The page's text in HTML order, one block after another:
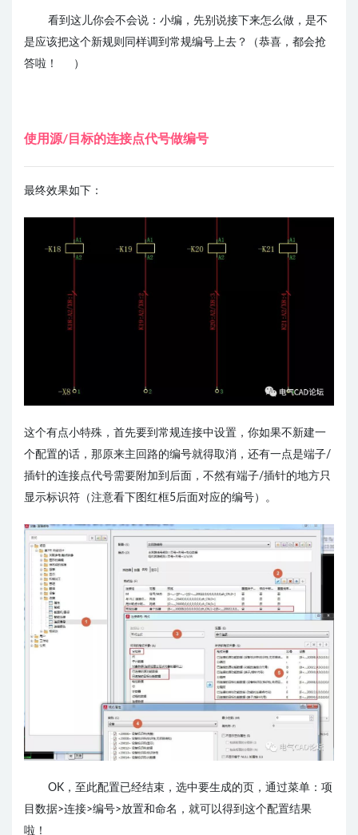
看到这儿你会不会说：小编，先别说接下来怎么做，是不
是应该把这个新规则同样调到常规编号上去？（恭喜，都会抢
答啦！
）
使用源/目标的连接点代号做编号
最终效果如下：
这个有点小特殊，首先要到常规连接中设置，你如果不新建一
个配置的话，那原来主回路的编号就得取消，还有一点是端子/
插针的连接点代号需要附加到后面，不然有端子/插针的地方只
显示标识符（注意看下图红框5后面对应的编号）。
OK，至此配置已经结束，选中要生成的页，通过菜单：项
目数据>连接>编号>放置和命名，就可以得到这个配置结果
啦！